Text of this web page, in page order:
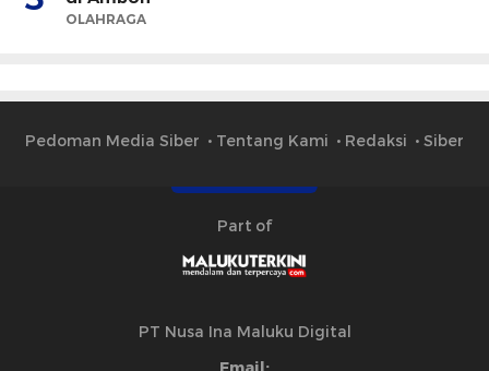
OLAHRAGA
Pedoman Media Siber Tentang Kami Redaksi Siber
Part of
PT Nusa Ina Maluku Digital